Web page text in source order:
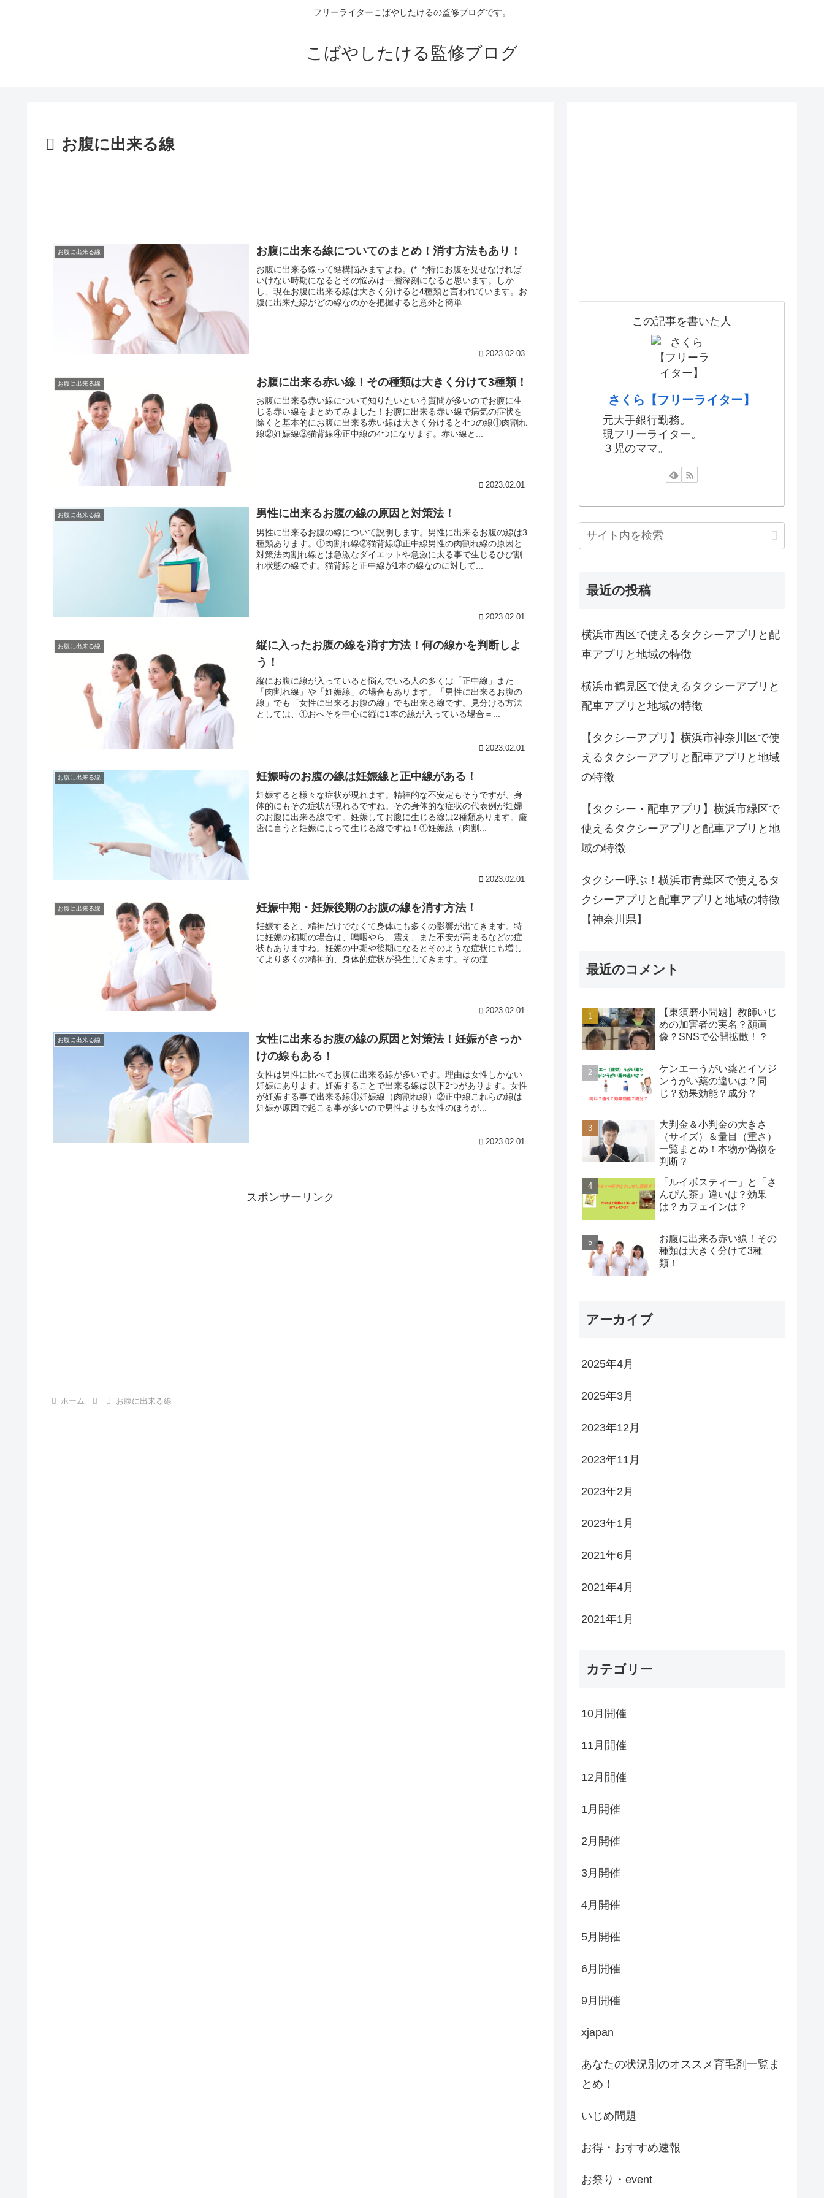
フリーライターこばやしたけるの監修ブログです。
こばやしたける監修ブログ
お腹に出来る線
お腹に出来る線 お腹に出来る線についてのまとめ！消す方法もあり！
お腹に出来る線って結構悩みますよね。(*_*;特にお腹を見せなければ
いけない時期になるとその悩みは一層深刻になると思います。しか
し、現在お腹に出来る線は大きく分けると4種類と言われています。お
腹に出来た線がどの線なのかを把握すると意外と簡単...
2023.02.03
お腹に出来る線 お腹に出来る赤い線！その種類は大きく分けて3種類！
お腹に出来る赤い線について知りたいという質問が多いのでお腹に生
じる赤い線をまとめてみました！お腹に出来る赤い線で病気の症状を
除くと基本的にお腹に出来る赤い線は大きく分けると4つの線①肉割れ
線②妊娠線③猫背線④正中線の4つになります。赤い線と...
2023.02.01
お腹に出来る線 男性に出来るお腹の線の原因と対策法！
男性に出来るお腹の線について説明します。男性に出来るお腹の線は3
種類あります。①肉割れ線②猫背線③正中線男性の肉割れ線の原因と
対策法肉割れ線とは急激なダイエットや急激に太る事で生じるひび割
れ状態の線です。猫背線と正中線が1本の線なのに対して...
2023.02.01
お腹に出来る線
縦に入ったお腹の線を消す方法！何の線かを判断しよ
う！
縦にお腹に線が入っていると悩んでいる人の多くは「正中線」また
「肉割れ線」や「妊娠線」の場合もあります。「男性に出来るお腹の
線」でも「女性に出来るお腹の線」でも出来る線です。見分ける方法
としては、①おへそを中心に縦に1本の線が入っている場合＝...
2023.02.01
お腹に出来る線 妊娠時のお腹の線は妊娠線と正中線がある！
妊娠すると様々な症状が現れます。精神的な不安定もそうですが、身
体的にもその症状が現れるですね。その身体的な症状の代表例が妊婦
のお腹に出来る線です。妊娠してお腹に生じる線は2種類あります。厳
密に言うと妊娠によって生じる線ですね！①妊娠線（肉割...
2023.02.01
お腹に出来る線 妊娠中期・妊娠後期のお腹の線を消す方法！
妊娠すると、精神だけでなくて身体にも多くの影響が出てきます。特
に妊娠の初期の場合は、嗚咽やら、震え、また不安が高まるなどの症
状もありますね。妊娠の中期や後期になるとそのような症状にも増し
てより多くの精神的、身体的症状が発生してきます。その症...
2023.02.01
お腹に出来る線
女性に出来るお腹の線の原因と対策法！妊娠がきっか
けの線もある！
女性は男性に比べてお腹に出来る線が多いです。理由は女性しかない
妊娠にあります。妊娠することで出来る線は以下2つがあります。女性
が妊娠する事で出来る線①妊娠線（肉割れ線）②正中線これらの線は
妊娠が原因で起こる事が多いので男性よりも女性のほうが...
2023.02.01
スポンサーリンク
ホーム お腹に出来る線
この記事を書いた人
さくら【フリーライター】
元大手銀行勤務。
現フリーライター。
３児のママ。
最近の投稿
横浜市西区で使えるタクシーアプリと配
車アプリと地域の特徴
横浜市鶴見区で使えるタクシーアプリと
配車アプリと地域の特徴
【タクシーアプリ】横浜市神奈川区で使
えるタクシーアプリと配車アプリと地域
の特徴
【タクシー・配車アプリ】横浜市緑区で
使えるタクシーアプリと配車アプリと地
域の特徴
タクシー呼ぶ！横浜市青葉区で使えるタ
クシーアプリと配車アプリと地域の特徴
【神奈川県】
最近のコメント
【東須磨小問題】教師いじ
めの加害者の実名？顔画
像？SNSで公開拡散！？
ケンエーうがい薬とイソジ
ンうがい薬の違いは？同
じ？効果効能？成分？
大判金＆小判金の大きさ
（サイズ）＆量目（重さ）
一覧まとめ！本物か偽物を
判断？
「ルイボスティー」と「さ
んぴん茶」違いは？効果
は？カフェインは？
お腹に出来る赤い線！その
種類は大きく分けて3種
類！
アーカイブ
2025年4月
2025年3月
2023年12月
2023年11月
2023年2月
2023年1月
2021年6月
2021年4月
2021年1月
カテゴリー
10月開催
11月開催
12月開催
1月開催
2月開催
3月開催
4月開催
5月開催
6月開催
9月開催
xjapan
あなたの状況別のオススメ育毛剤一覧ま
とめ！
いじめ問題
お得・おすすめ速報
お祭り・event